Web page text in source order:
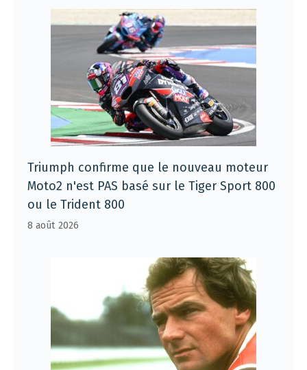
Triumph confirme que le nouveau moteur
Moto2 n'est PAS basé sur le Tiger Sport 800
ou le Trident 800
8 août 2026